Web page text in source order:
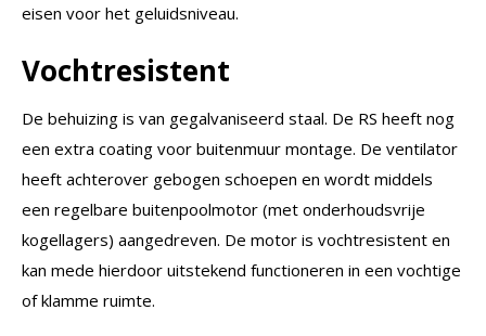
eisen voor het geluidsniveau.
Vochtresistent
De behuizing is van gegalvaniseerd staal. De RS heeft nog
een extra coating voor buitenmuur montage. De ventilator
heeft achterover gebogen schoepen en wordt middels
een regelbare buitenpoolmotor (met onderhoudsvrije
kogellagers) aangedreven. De motor is vochtresistent en
kan mede hierdoor uitstekend functioneren in een vochtige
of klamme ruimte.